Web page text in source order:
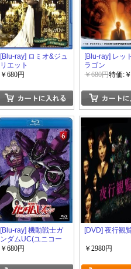
[Blu-ray] ロミオ&ジュ
リエット
￥680円
[Blu-ray] レッ
ラゴン
￥680円特価:
[Blu-ray] 機動戦士ガ
ンダムUC(ユニコー
ン) 6
￥680円
[DVD] 夜行観
￥2980円